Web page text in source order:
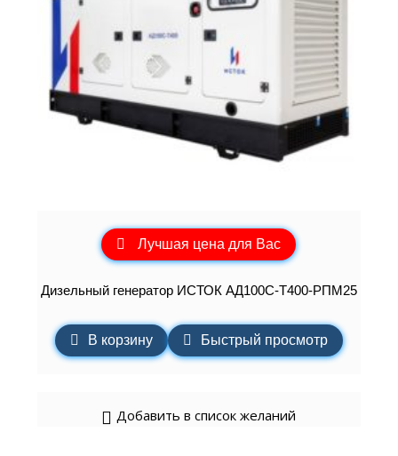
Лучшая цена для Вас
Дизельный генератор ИСТОК АД100С-Т400-РПМ25
В корзину Быстрый просмотр
Добавить в список желаний